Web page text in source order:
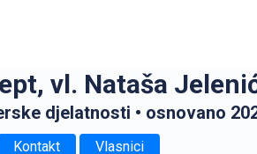
vl. Nataša
djelatnosti • osnovano
Kontakt Vlasnici